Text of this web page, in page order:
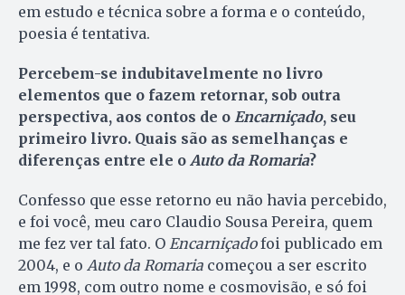
em estudo e técnica sobre a forma e o conteúdo,
poesia é tentativa.
Percebem-se indubitavelmente no livro
elementos que o fazem retornar, sob outra
perspectiva, aos contos de o Encarniçado, seu
primeiro livro. Quais são as semelhanças e
diferenças entre ele o Auto da Romaria?
Confesso que esse retorno eu não havia percebido,
e foi você, meu caro Claudio Sousa Pereira, quem
me fez ver tal fato. O Encarniçadofoi publicado em
2004, e o Auto da Romaria começou a ser escrito
em 1998, com outro nome e cosmovisão, e só foi